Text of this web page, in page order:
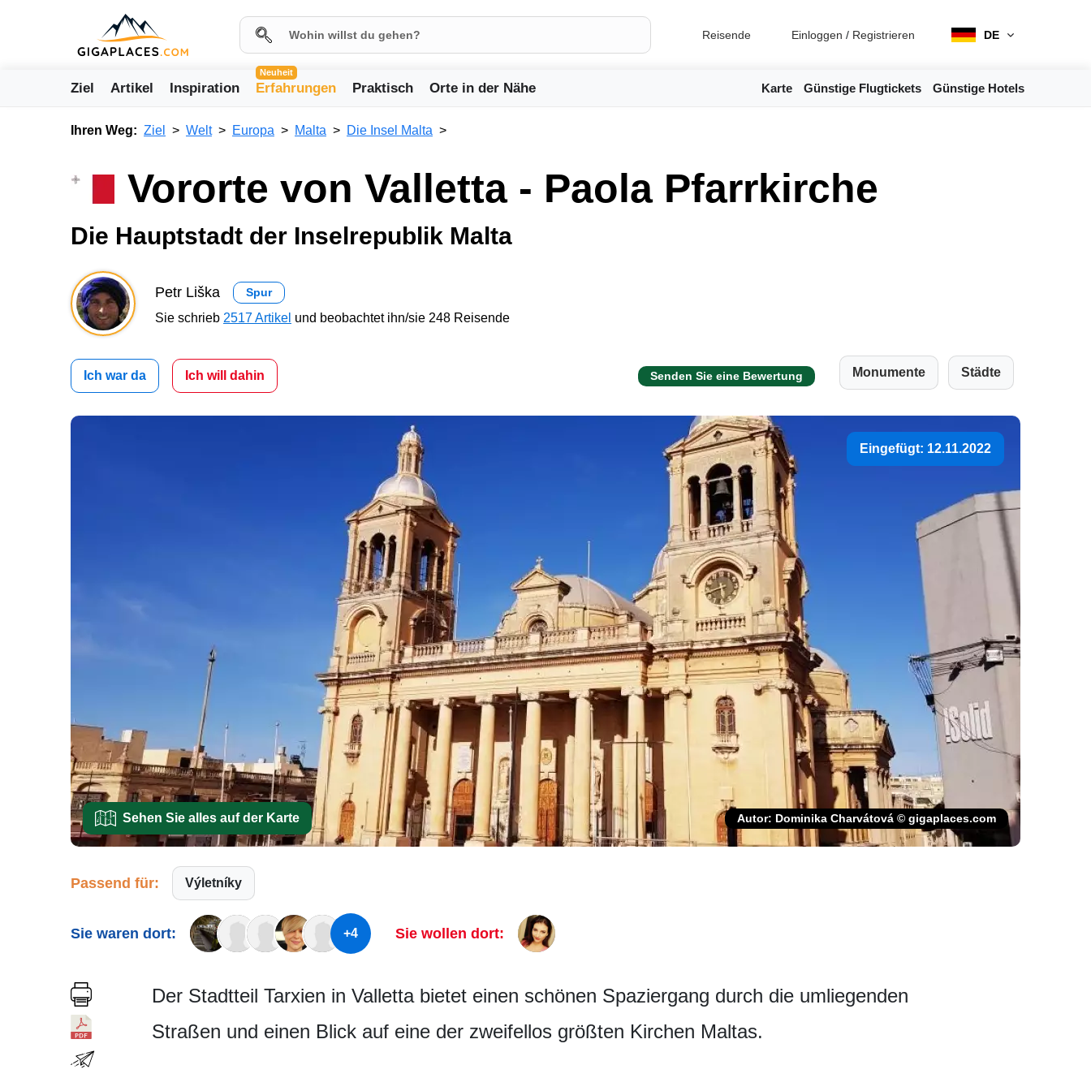
Reisende Einloggen / Registrieren DE
Ziel Artikel Inspiration
Neuheit
Erfahrungen Praktisch Orte in der Nähe Karte Günstige Flugtickets Günstige Hotels
Ihren Weg: Ziel Welt Europa Malta Die Insel Malta
Vororte von Valletta - Paola Pfarrkirche
Die Hauptstadt der Inselrepublik Malta
Petr Liška Spur
Sie schrieb 2517 Artikel und beobachtet ihn/sie 248 Reisende
Ich war da Ich will dahin Senden Sie eine Bewertung Monumente Städte
Eingefügt: 12.11.2022
Sehen Sie alles auf der Karte Autor: Dominika Charvátová © gigaplaces.com
Passend für: Výletníky
Sie waren dort: +4 Sie wollen dort:
Der Stadtteil Tarxien in Valletta bietet einen schönen Spaziergang durch die umliegenden
Straßen und einen Blick auf eine der zweifellos größten Kirchen Maltas.